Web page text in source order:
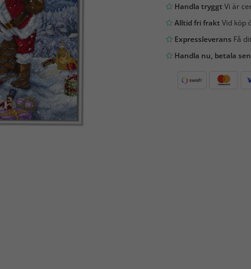
Handla tryggtVi är
Alltid fri fraktVid köp
ExpressleveransFå
Handla nu, betala sen